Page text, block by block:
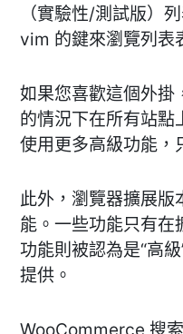
（實驗性/測試版）
vim 的鍵來瀏覽列表
如果您喜歡這個外掛
的情況下在所有站
使用更多高級功能，
此外，瀏覽器擴展版
能。一些功能只有在
功能則被認為是“高
提供。
WooCommerce 搜